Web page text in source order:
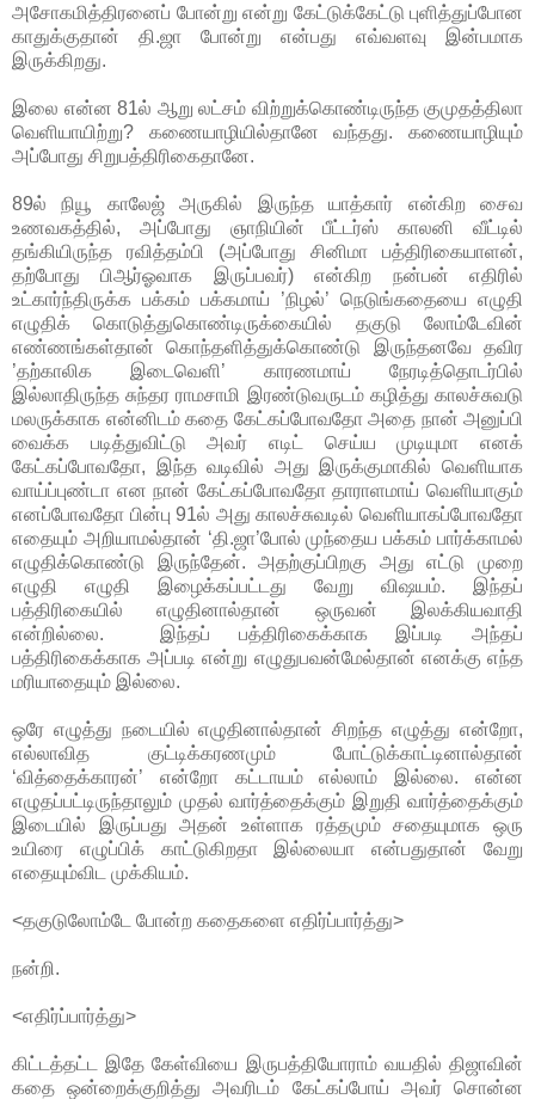
அசோகமித்திரனைப் போன்று என்று கேட்டுக்கேட்டு புளித்துப்போன
காதுக்குதான் தி.ஜா போன்று என்பது எவ்வளவு இன்பமாக
இருக்கிறது.
இலை என்ன 81ல் ஆறு லட்சம் விற்றுக்கொண்டிருந்த குமுதத்திலா
வெளியாயிற்று? கணையாழியில்தானே வந்தது. கணையாழியும்
அப்போது சிறுபத்திரிகைதானே.
89ல் நியூ காலேஜ் அருகில் இருந்த யாத்கார் என்கிற சைவ
உணவகத்தில், அப்போது ஞாநியின் பீட்டர்ஸ் காலனி வீட்டில்
தங்கியிருந்த ரவித்தம்பி (அப்போது சினிமா பத்திரிகையாளன்,
தற்போது பிஆர்ஓவாக இருப்பவர்) என்கிற நன்பன் எதிரில்
உட்கார்ந்திருக்க பக்கம் பக்கமாய் ’நிழல்’ நெடுங்கதையை எழுதி
எழுதிக் கொடுத்துகொண்டிருக்கையில் தகுடு லோம்டேவின்
எண்ணங்கள்தான் கொந்தளித்துக்கொண்டு இருந்தனவே தவிர
’தற்காலிக இடைவெளி’ காரணமாய் நேரடித்தொடர்பில்
இல்லாதிருந்த சுந்தர ராமசாமி இரண்டுவருடம் கழித்து காலச்சுவடு
மலருக்காக என்னிடம் கதை கேட்கப்போவதோ அதை நான் அனுப்பி
வைக்க படித்துவிட்டு அவர் எடிட் செய்ய முடியுமா எனக்
கேட்கப்போவதோ, இந்த வடிவில் அது இருக்குமாகில் வெளியாக
வாய்ப்புண்டா என நான் கேட்கப்போவதோ தாராளமாய் வெளியாகும்
எனப்போவதோ பின்பு 91ல் அது காலச்சுவடில் வெளியாகப்போவதோ
எதையும் அறியாமல்தான் ‘தி.ஜா’போல் முந்தைய பக்கம் பார்க்காமல்
எழுதிக்கொண்டு இருந்தேன். அதற்குப்பிறகு அது எட்டு முறை
எழுதி எழுதி இழைக்கப்பட்டது வேறு விஷயம். இந்தப்
பத்திரிகையில் எழுதினால்தான் ஒருவன் இலக்கியவாதி
என்றில்லை. இந்தப் பத்திரிகைக்காக இப்படி அந்தப்
பத்திரிகைக்காக அப்படி என்று எழுதுபவன்மேல்தான் எனக்கு எந்த
மரியாதையும் இல்லை.
ஒரே எழுத்து நடையில் எழுதினால்தான் சிறந்த எழுத்து என்றோ,
எல்லாவித குட்டிக்கரணமும் போட்டுக்காட்டினால்தான்
‘வித்தைக்காரன்’ என்றோ கட்டாயம் எல்லாம் இல்லை. என்ன
எழுதப்பட்டிருந்தாலும் முதல் வார்த்தைக்கும் இறுதி வார்த்தைக்கும்
இடையில் இருப்பது அதன் உள்ளாக ரத்தமும் சதையுமாக ஒரு
உயிரை எழுப்பிக் காட்டுகிறதா இல்லையா என்பதுதான் வேறு
எதையும்விட முக்கியம்.
<தகுடுலோம்டே போன்ற கதைகளை எதிர்ப்பார்த்து>
நன்றி.
<எதிர்ப்பார்த்து>
கிட்டத்தட்ட இதே கேள்வியை இருபத்தியோராம் வயதில் திஜாவின்
கதை ஒன்றைக்குறித்து அவரிடம் கேட்கப்போய் அவர் சொன்ன